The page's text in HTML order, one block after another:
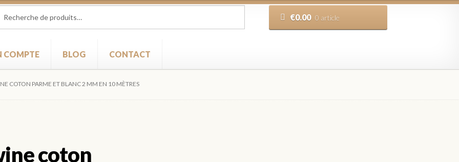
:
€0.00 0 article
COMPTE BLOG CONTACT
COTON PARME ET BLANC 2 MM EN 10 MÈTRES
coton